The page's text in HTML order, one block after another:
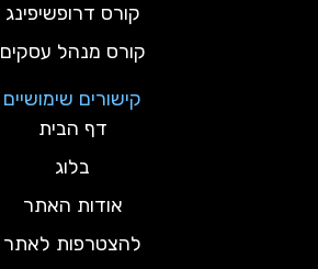
קורס דרופשיפינג
קורס מנהל עסקים
קישורים שימושיים
דף הבית
בלוג
אודות האתר
להצטרפות לאתר